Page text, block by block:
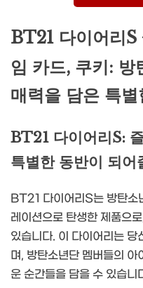
BT21 다이어리S
임 카드, 쿠키: 방
매력을 담은 특
BT21 다이어리S:
특별한 동반이 되어
BT21 다이어리S는 방탄
레이션으로 탄생한 제품으
있습니다. 이 다이어리는 당
며, 방탄소년단 멤버들의
운 순간들을 담을 수 있습니